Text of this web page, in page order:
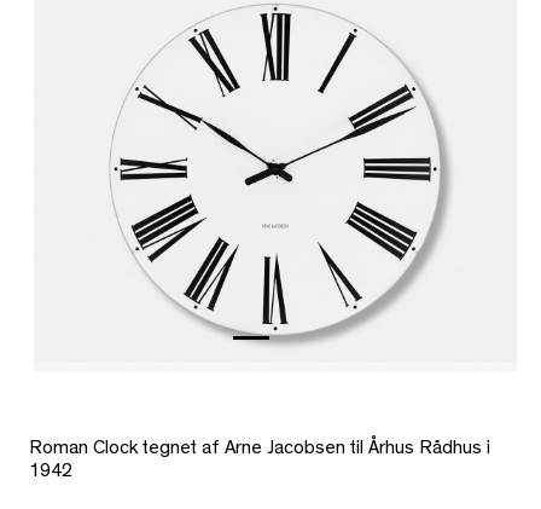
Roman Clock tegnet af Arne Jacobsen til Århus Rådhus i
1942